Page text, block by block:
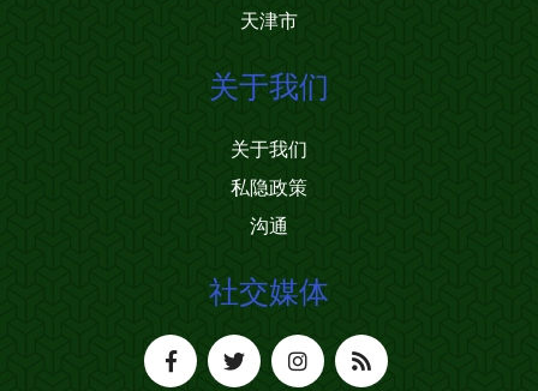
天津市
关于我们
关于我们
私隐政策
沟通
社交媒体